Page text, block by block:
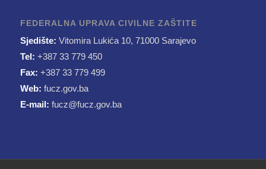
FEDERALNA UPRAVA CIVILNE ZAŠTITE
Sjedište: Vitomira Lukića 10, 71000 Sarajevo
Tel: +387 33 779 450
Fax: +387 33 779 499
Web: fucz.gov.ba
E-mail: fucz@fucz.gov.ba